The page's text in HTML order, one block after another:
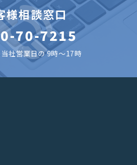
様相談窓口
70-7215
当社営業日の 9時～17時